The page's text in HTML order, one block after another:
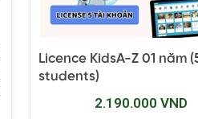
Licence KidsA-Z 01 năm
students)
2.190.000 VND